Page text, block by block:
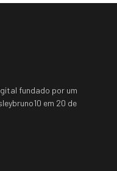
fundado por um
em 20 de